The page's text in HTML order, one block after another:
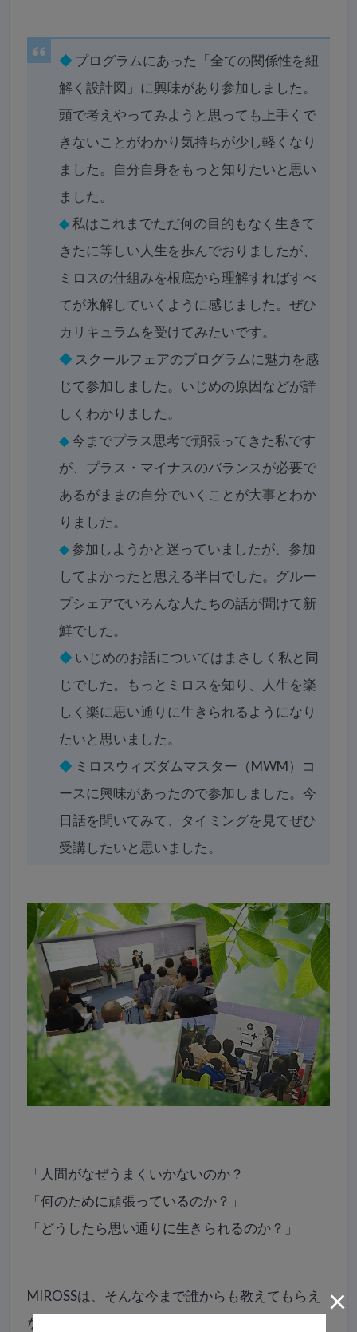
◆ プログラムにあった「全ての関係性を紐
解く設計図」に興味があり参加しました。
頭で考えやってみようと思っても上手くで
きないことがわかり気持ちが少し軽くなり
ました。自分自身をもっと知りたいと思い
ました。
◆私はこれまでただ何の目的もなく生きて
きたに等しい人生を歩んでおりましたが、
ミロスの仕組みを根底から理解すればすべ
てが氷解していくように感じました。ぜひ
カリキュラムを受けてみたいです。
◆ スクールフェアのプログラムに魅力を感
じて参加しました。いじめの原因などが詳
しくわかりました。
◆今までプラス思考で頑張ってきた私です
が、プラス・マイナスのバランスが必要で
あるがままの自分でいくことが大事とわか
りました。
◆参加しようかと迷っていましたが、参加
してよかったと思える半日でした。グルー
プシェアでいろんな人たちの話が聞けて新
鮮でした。
◆ いじめのお話についてはまさしく私と同
じでした。もっとミロスを知り、人生を楽
しく楽に思い通りに生きられるようになり
たいと思いました。
◆ ミロスウィズダムマスター（MWM）コ
ースに興味があったので参加しました。今
日話を聞いてみて、タイミングを見てぜひ
受講したいと思いました。
「人間がなぜうまくいかないのか？」
「何のために頑張っているのか？」
「どうしたら思い通りに生きられるのか？」
MIROSSは、そんな今まで誰からも教えてもらえ
なかった難問に、新次元の思考テクノロジーで明
×